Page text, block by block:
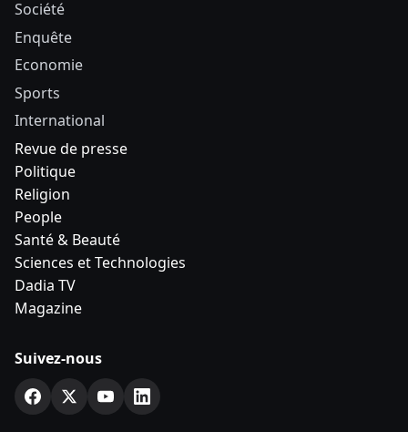
Société
Enquête
Economie
Sports
International
Revue de presse
Politique
Religion
People
Santé & Beauté
Sciences et Technologies
Dadia TV
Magazine
Suivez-nous